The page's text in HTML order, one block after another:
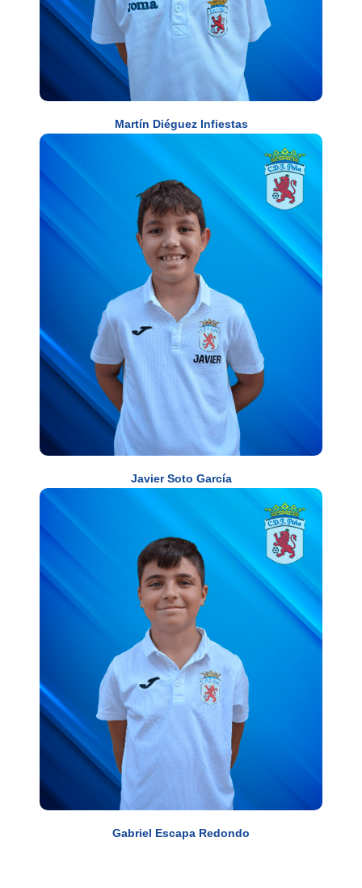
Martín Diéguez Infiestas
Javier Soto García
Gabriel Escapa Redondo